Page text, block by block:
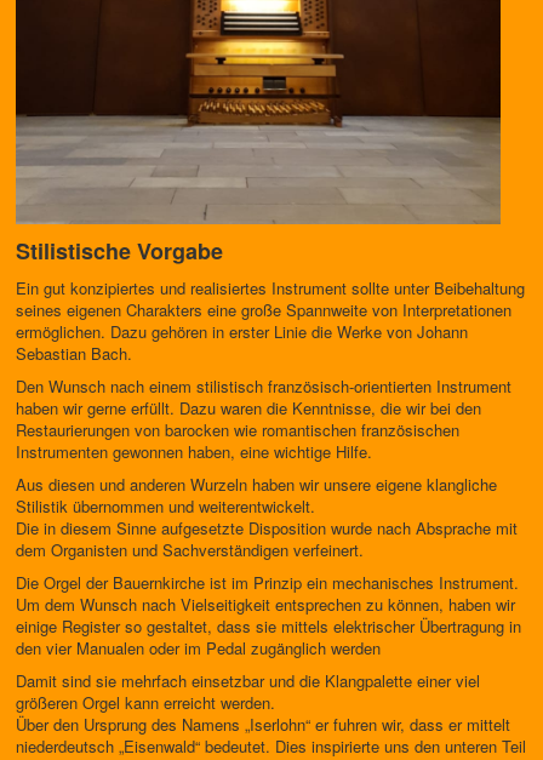
Stilistische Vorgabe
Ein gut konzipiertes und realisiertes Instrument sollte unter Beibehaltung
seines eigenen Charakters eine große Spannweite von Interpretationen
ermöglichen. Dazu gehören in erster Linie die Werke von Johann
Sebastian Bach.
Den Wunsch nach einem stilistisch französisch-orientierten Instrument
haben wir gerne erfüllt. Dazu waren die Kenntnisse, die wir bei den
Restaurierungen von barocken wie romantischen französischen
Instrumenten gewonnen haben, eine wichtige Hilfe.
Aus diesen und anderen Wurzeln haben wir unsere eigene klangliche
Stilistik übernommen und weiterentwickelt.
Die in diesem Sinne aufgesetzte Disposition wurde nach Absprache mit
dem Organisten und Sachverständigen verfeinert.
Die Orgel der Bauernkirche ist im Prinzip ein mechanisches Instrument.
Um dem Wunsch nach Vielseitigkeit entsprechen zu können, haben wir
einige Register so gestaltet, dass sie mittels elektrischer Übertragung in
den vier Manualen oder im Pedal zugänglich werden
Damit sind sie mehrfach einsetzbar und die Klangpalette einer viel
größeren Orgel kann erreicht werden.
Über den Ursprung des Namens „Iserlohn“ er fuhren wir, dass er mittelt
niederdeutsch „Eisenwald“ bedeutet. Dies inspirierte uns den unteren Teil